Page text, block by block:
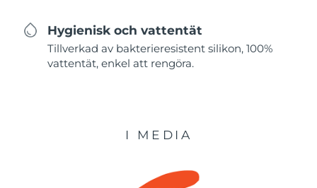
Hygienisk och vattentät
Tillverkad av bakterieresistent silikon, 100%
vattentät, enkel att rengöra.
I MEDIA